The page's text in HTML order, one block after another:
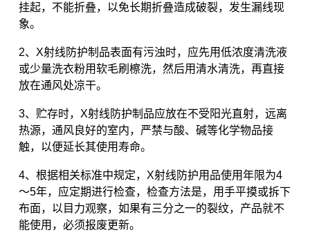
挂起，不能折叠，以免长期折叠造成破裂，发生漏线现
象。
2、X射线防护制品表面有污浊时，应先用低浓度清洗液
或少量洗衣粉用软毛刷檫洗，然后用清水清洗，再直接
放在通风处凉干。
3、贮存时，X射线防护制品应放在不受阳光直射，远离
热源，通风良好的室内，严禁与酸、碱等化学物品接
触，以便延长其使用寿命。
4、根据相关标准中规定，X射线防护用品使用年限为4
～5年，应定期进行检查，检查方法是，用手平摸或拆下
布面，以目力观察，如果有三分之一的裂纹，产品就不
能使用，必须报废更新。